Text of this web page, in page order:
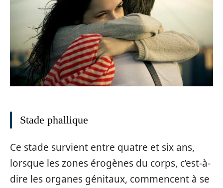
Stade phallique
Ce stade survient entre quatre et six ans,
lorsque les zones érogènes du corps, c’est-à-
dire les organes génitaux, commencent à se